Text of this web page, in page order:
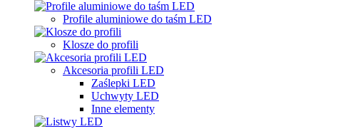
Profile aluminiowe do taśm LED
Klosze do profili
Akcesoria profili LED
Zaślepki LED
Uchwyty LED
Inne elementy